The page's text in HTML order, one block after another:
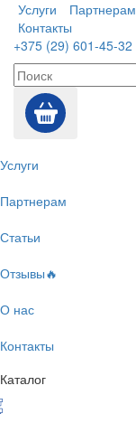
Услуги Партнерам
Контакты
+375 (29) 601-45-32
Услуги
Партнерам
Статьи
Отзывы🔥
О нас
Контакты
Каталог